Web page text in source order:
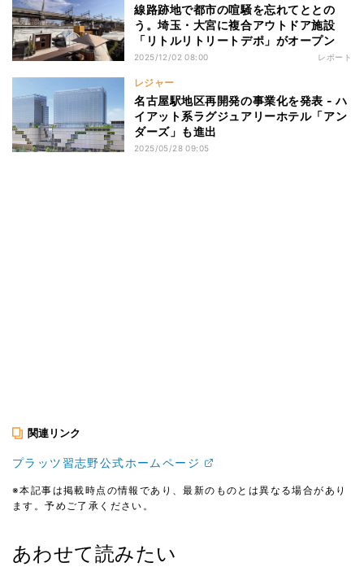
線路跡地で都市の喧騒を忘れてととの
う。埼玉・大宮に複合アウトドア施設
「リトルリトリートデポ」がオープン
2025/12/02 08:00 レポート
レジャー
名古屋駅地区再開発の事業化を発表 - ハ
イアット系ラグジュアリーホテル「アン
ダーズ」も進出
2025/05/28 09:05
関連リンク
プラッツ習志野公式ホームページ
※本記事は掲載時点の情報であり、最新のものとは異なる場合があり
ます。予めご了承ください。
あわせて読みたい